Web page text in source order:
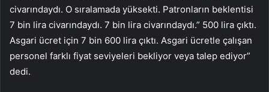
civarındaydı. O sıralamada yüksekti. Patronların beklentisi
7 bin lira civarındaydı. 7 bin lira civarındaydı.” 500 lira çıktı.
Asgari ücret için 7 bin 600 lira çıktı. Asgari ücretle çalışan
personel farklı fiyat seviyeleri bekliyor veya talep ediyor”
dedi.